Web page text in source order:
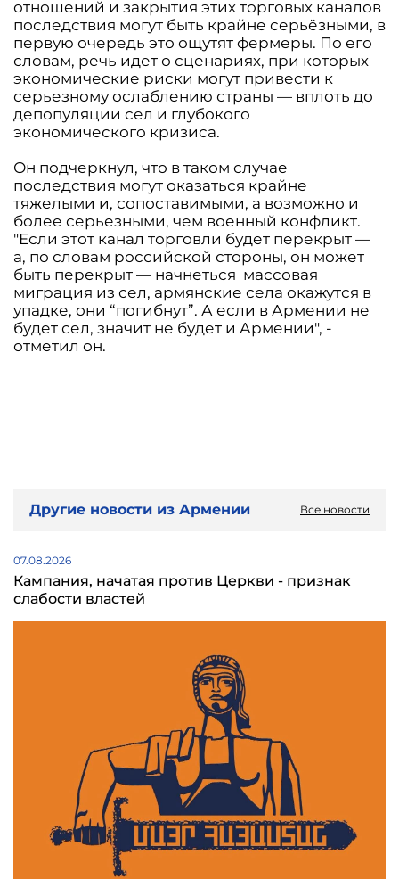
отношений и закрытия этих торговых каналов
последствия могут быть крайне серьёзными, в
первую очередь это ощутят фермеры. По его
словам, речь идет о сценариях, при которых
экономические риски могут привести к
серьезному ослаблению страны — вплоть до
депопуляции сел и глубокого
экономического кризиса.
Он подчеркнул, что в таком случае
последствия могут оказаться крайне
тяжелыми и, сопоставимыми, а возможно и
более серьезными, чем военный конфликт.
"Если этот канал торговли будет перекрыт —
а, по словам российской стороны, он может
быть перекрыт — начнеться массовая
миграция из сел, армянские села окажутся в
упадке, они “погибнут”. А если в Армении не
будет сел, значит не будет и Армении", -
отметил он.
Другие новости из Армении Все новости
07.08.2026
Кампания, начатая против Церкви - признак
слабости властей